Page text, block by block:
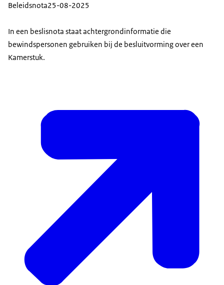
Beleidsnota25-08-2025
In een beslisnota staat achtergrondinformatie die
bewindspersonen gebruiken bij de besluitvorming over een
Kamerstuk.